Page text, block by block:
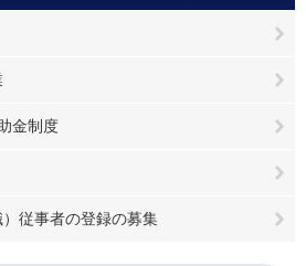
金制度
従事者の登録の募集